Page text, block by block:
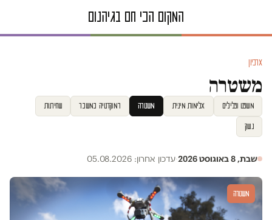
ארכיון
משטרה
משפט ופלילים אלימות מינית משטרה דמוקרטיה במשבר שחיתות
נשק
שבת, 8 באוגוסט 2026 ·עדכון אחרון: 05.08.2026
משטרה